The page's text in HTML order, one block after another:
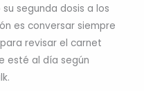
segunda dosis a los
es conversar siempre
revisar el carnet
esté al día según